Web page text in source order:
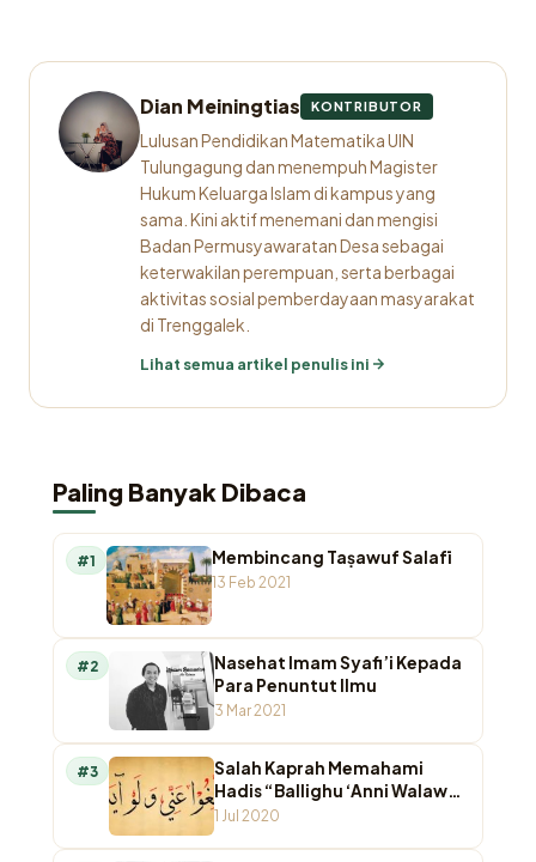
Dian Meiningtias KONTRIBUTOR
Lulusan Pendidikan Matematika UIN
Tulungagung dan menempuh Magister
Hukum Keluarga Islam di kampus yang
sama. Kini aktif menemani dan mengisi
Badan Permusyawaratan Desa sebagai
keterwakilan perempuan, serta berbagai
aktivitas sosial pemberdayaan masyarakat
di Trenggalek.
Lihat semua artikel penulis ini
Paling Banyak Dibaca
#1 Membincang Taṣawuf Salafī
13 Feb 2021
#2
Nasehat Imam Syafi’i Kepada
Para Penuntut Ilmu
3 Mar 2021
#3
Salah Kaprah Memahami
Hadis “Ballighu ‘Anni Walaw
Ayah”
1 Jul 2020